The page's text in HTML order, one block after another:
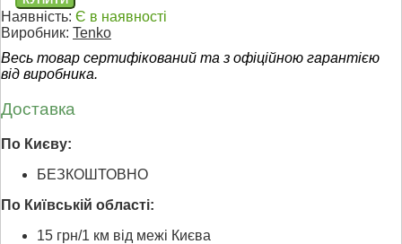
Наявність: Є в наявності
Виробник: Tenko
Весь товар сертифікований та з офіційною гарантією
від виробника.
Доставка
По Києву:
БЕЗКОШТОВНО
По Київській області:
15 грн/1 км від межі Києва